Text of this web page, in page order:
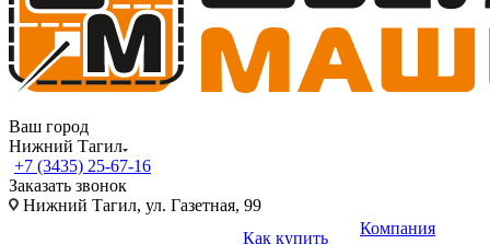
Ваш город
Нижний Тагил
+7 (3435) 25-67-16
Заказать звонок
Нижний Тагил, ул. Газетная, 99
Как купить
Компания